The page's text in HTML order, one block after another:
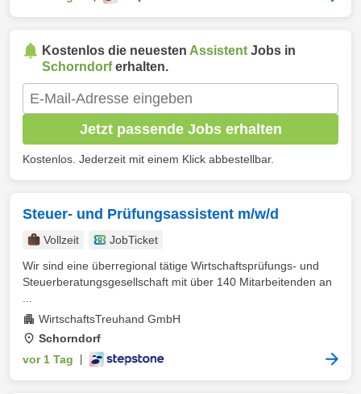
Kostenlos die neuesten Assistent Jobs in
Schorndorferhalten.
Jetzt passende Jobs erhalten
Kostenlos. Jederzeit mit einem Klick abbestellbar.
Steuer- und Prüfungsassistent m/w/d
Vollzeit
JobTicket
Wir sind eine überregional tätige Wirtschaftsprüfungs- und
Steuerberatungsgesellschaft mit über 140 Mitarbeitenden an
WirtschaftsTreuhand GmbH
Schorndorf
vor 1 Tag